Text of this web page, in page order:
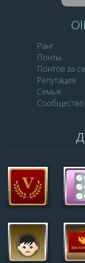
Ранг:
Понты:
Понтов за
Репутация:
Семья:
Сообщество: